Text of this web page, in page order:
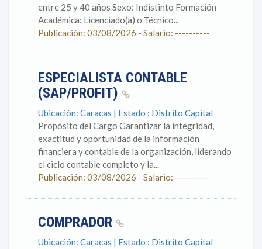
entre 25 y 40 años Sexo: Indistinto Formación
Académica: Licenciado(a) o Técnico...
Publicación: 03/08/2026 - Salario: ----------
ESPECIALISTA CONTABLE
(SAP/PROFIT)
Ubicación: Caracas | Estado : Distrito Capital
Propósito del Cargo Garantizar la integridad,
exactitud y oportunidad de la información
financiera y contable de la organización, liderando
el ciclo contable completo y la...
Publicación: 03/08/2026 - Salario: ----------
COMPRADOR
Ubicación: Caracas | Estado : Distrito Capital